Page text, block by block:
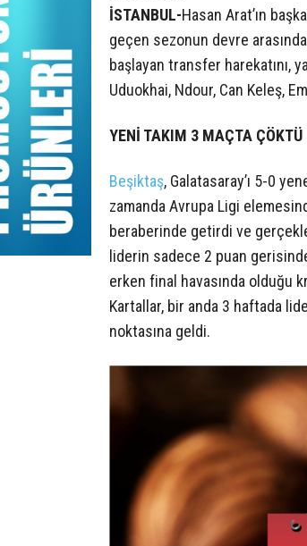
İSTANBUL-Hasan Arat’ın
geçen sezonun devre
başlayan transfer harekatını,
Uduokhai, Ndour, Can Keleş,
YENİ TAKIM 3 MAÇTA ÇÖKTÜ
Beşiktaş, Galatasaray’ı 5-0
zamanda Avrupa Ligi
beraberinde getirdi ve
liderin sadece 2 puan
erken final havasında olduğu
Kartallar, bir anda 3 haftada
noktasına geldi.